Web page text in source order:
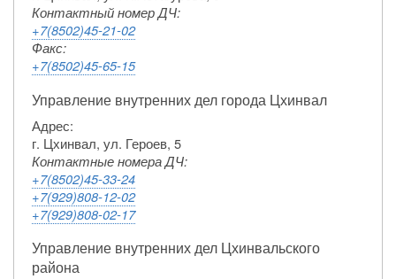
Контактный номер ДЧ:
+7(8502)45-21-02
Факс:
+7(8502)45-65-15
Управление внутренних дел города Цхинвал
Адрес:
г. Цхинвал, ул. Героев, 5
Контактные номера ДЧ:
+7(8502)45-33-24
+7(929)808-12-02
+7(929)808-02-17
Управление внутренних дел Цхинвальского
района